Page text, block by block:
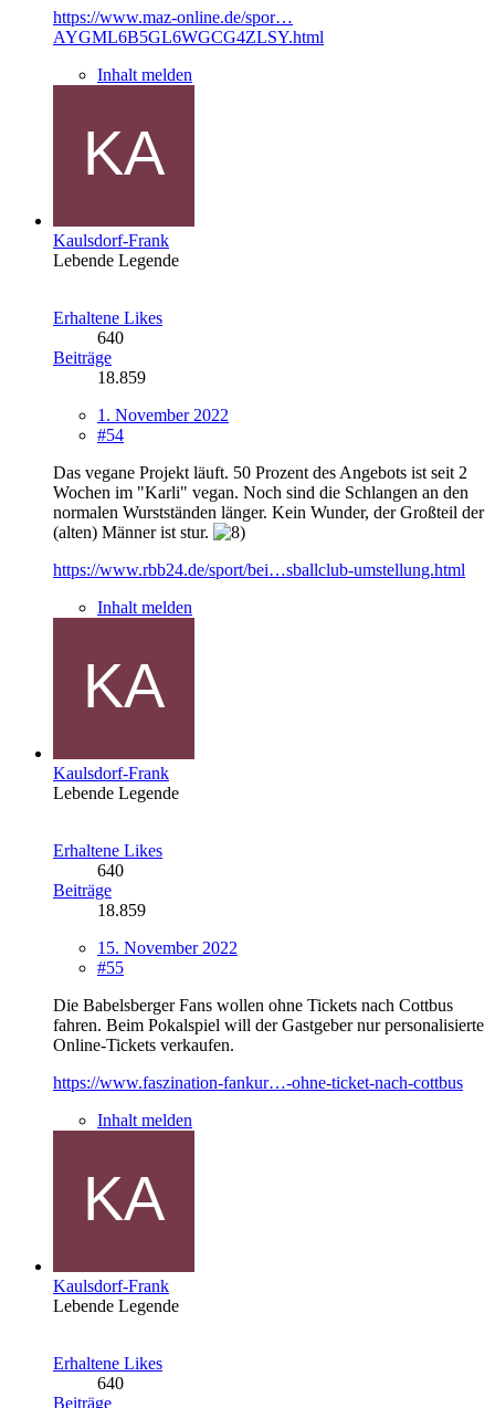
https://www.maz-online.de/spor…
AYGML6B5GL6WGCG4ZLSY.html
Inhalt melden
Kaulsdorf-Frank
Lebende Legende
Erhaltene Likes
640
Beiträge
18.859
1. November 2022
#54
Das vegane Projekt läuft. 50 Prozent des Angebots ist seit 2
Wochen im "Karli" vegan. Noch sind die Schlangen an den
normalen Wurstständen länger. Kein Wunder, der Großteil der
(alten) Männer ist stur.
https://www.rbb24.de/sport/bei…sballclub-umstellung.html
Inhalt melden
Kaulsdorf-Frank
Lebende Legende
Erhaltene Likes
640
Beiträge
18.859
15. November 2022
#55
Die Babelsberger Fans wollen ohne Tickets nach Cottbus
fahren. Beim Pokalspiel will der Gastgeber nur personalisierte
Online-Tickets verkaufen.
https://www.faszination-fankur…-ohne-ticket-nach-cottbus
Inhalt melden
Kaulsdorf-Frank
Lebende Legende
Erhaltene Likes
640
Beiträge